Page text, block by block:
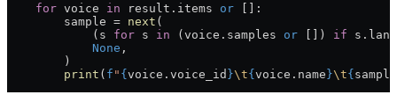
    for
voice in result.items or []:
        sample =
next (
            (s
for s in (voice.samples or []) if
            None
,
        )
        print
( f " { voice.voice_id }\t{ voice.name }\t{